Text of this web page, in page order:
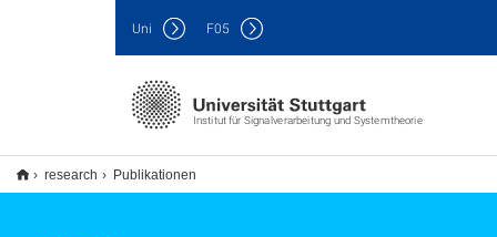
Institut für Signalverarbeitung und Systemtheorie
Uni F05
research Publikationen